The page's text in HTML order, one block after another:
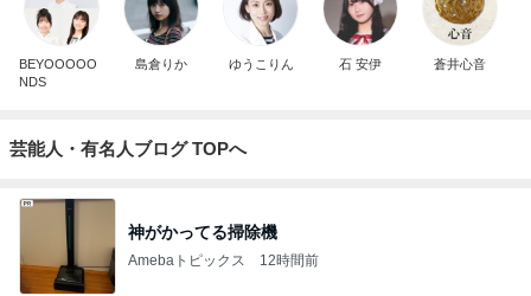
BEYOOOOO
NDS
島倉りか ゆうこりん 石 安伊 蒼井心音
芸能人・有名人ブログ TOPへ
神がかってる掃除機
Amebaトピックス 12時間前